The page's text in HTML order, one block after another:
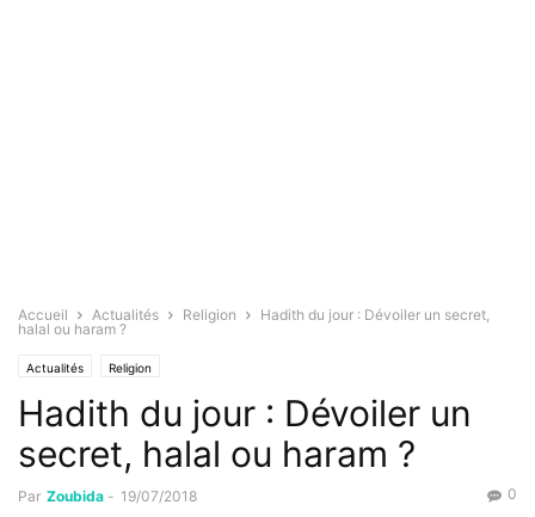
Accueil Actualités Religion
Hadith du jour : Dévoiler un secret,
halal ou haram ?
Actualités Religion
Hadith du jour : Dévoiler un
secret, halal ou haram ?
Par Zoubida - 19/07/2018 0